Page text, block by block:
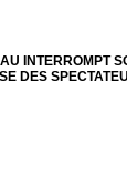
INTERROMPT
DES